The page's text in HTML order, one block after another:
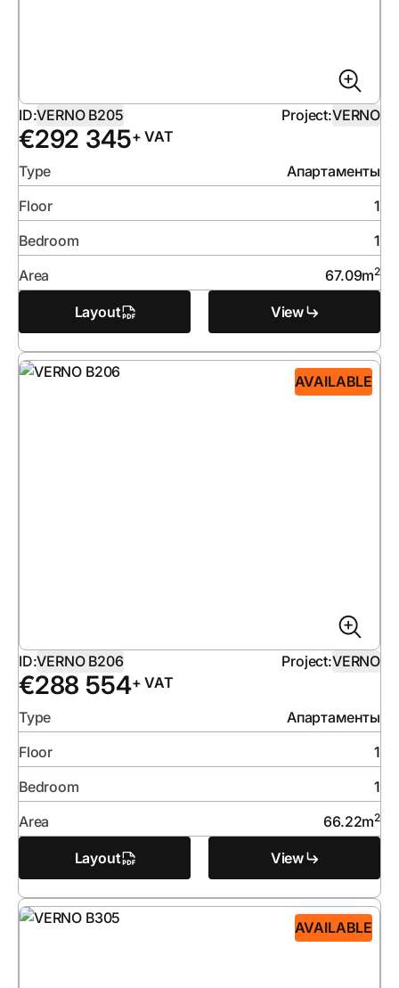
ID:VERNO B205 Project:VERNO
€292 345+ VAT
Type
Апартаменты
Floor
1
Bedroom
1
Area
67.09m2
Layout View
AVAILABLE
ID:VERNO B206 Project:VERNO
€288 554+ VAT
Type
Апартаменты
Floor
1
Bedroom
1
Area
66.22m2
Layout View
AVAILABLE